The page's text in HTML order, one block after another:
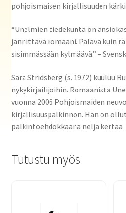
pohjoismaisen kirjallisuuden
“Unelmien tiedekunta on
jännittävä romaani. Palava kuin
sisimmässään kylmäävä.” –
Sara Stridsberg (s. 1972) kuuluu
nykykirjailijoihin. Romaanista
vuonna 2006 Pohjoismaiden
kirjallisuuspalkinnon. Hän on
palkintoehdokkaana neljä kertaa
Tutustu myös